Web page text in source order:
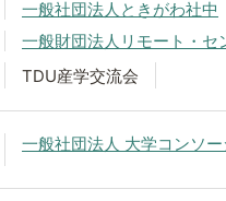
一般社団法人ときがわ社中
一般財団法人リモート・セ
TDU産学交流会
一般社団法人 大学コンソ